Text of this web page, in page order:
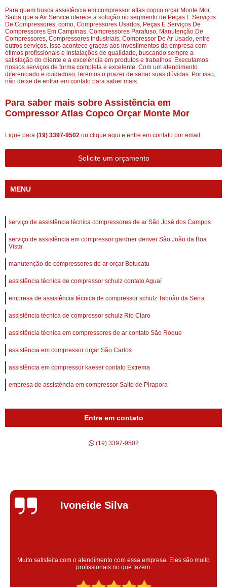
Para quem busca assistência em compressor atlas copco orçar Monte Mor,
Saiba que a Air Service oferece a solução no segmento de Peças E Serviços
De Compressores, como, Compressores Usados, Peças E Serviços De
Compressores Em Campinas, Compressores Parafuso, Manutenção De
Compressores, Compressores Industriais, Compressor De Ar Usado, entre
outros serviços. Isso acontece graças aos investimentos da empresa com
ótimos profissionais e instalações de qualidade, buscando sempre a
satisfação do cliente e a excelência em produtos e trabalhos. Executamos
nossos serviços de forma completa e excelente. Com um atendimento
diferenciado e cuidadoso, teremos o prazer de sanar suas dúvidas. Por isso,
não deixe de entrar em contato para saber mais.
Para saber mais sobre Assistência em
Compressor Atlas Copco Orçar Monte Mor
Ligue para (19) 3397-9502 ou clique aqui e entre em contato por email.
Solicite um orçamento
MENU
serviço de assistência técnica compressores de ar São José dos Campos
serviço de assistência em compressor gardner denver São João da Boa
Vista
manutenção de compressores de ar orçar Botucatu
assistência técnica de compressor schulz contato Aguaí
empresa de assistência técnica de compressor schulz Taboão da Serra
assistência técnica de compressor schulz Rio Claro
assistência técnica em compressores de ar contato São Roque
assistência em compressor orçar São Carlos
assistência em compressor kaeser contato Extrema
empresa de assistência em compressor Salto de Pirapora
Entre em contato
(19) 3397-9502
Silvana Alves
Super satisfeita com o serviço prestado, atendimento muito bom!
colaoradores educado e transparente, destaque para o colaborador
Claudinei excelente profissional!